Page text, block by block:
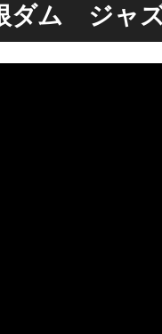
ダム ジャズ